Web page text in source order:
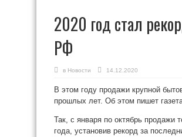
2020 год стал
РФ
в Новости 14.12.2020
В этом году продажи крупной
прошлых лет. Об этом пишет
Так, с января по октябрь продажи
года, установив рекорд за